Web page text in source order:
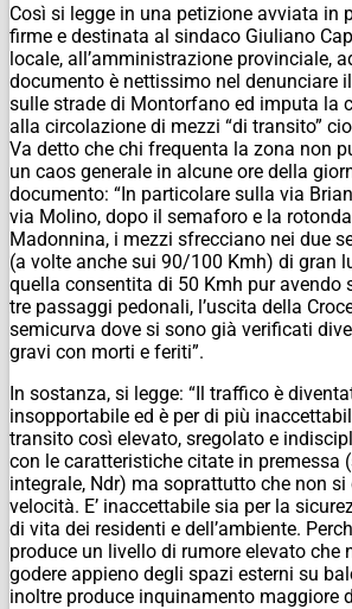
Così si legge in una petizione avviata in
firme e destinata al sindaco Giuliano
locale, all’amministrazione provinciale,
documento è nettissimo nel denunciare
sulle strade di Montorfano ed imputa la
alla circolazione di mezzi “di transito”
Va detto che chi frequenta la zona non
un caos generale in alcune ore della
documento: “In particolare sulla via
via Molino, dopo il semaforo e la
Madonnina, i mezzi sfrecciano nei due
(a volte anche sui 90/100 Kmh) di gran
quella consentita di 50 Kmh pur avendo
tre passaggi pedonali, l’uscita della
semicurva dove si sono già verificati
gravi con morti e feriti”.
In sostanza, si legge: “Il traffico è
insopportabile ed è per di più
transito così elevato, sregolato e
con le caratteristiche citate in premessa
integrale, Ndr) ma soprattutto che non
velocità. E’ inaccettabile sia per la
di vita dei residenti e dell’ambiente.
produce un livello di rumore elevato che
godere appieno degli spazi esterni su
inoltre produce inquinamento maggiore